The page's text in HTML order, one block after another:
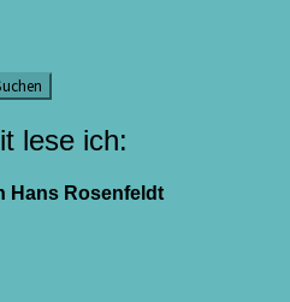
lese ich:
Hans Rosenfeldt